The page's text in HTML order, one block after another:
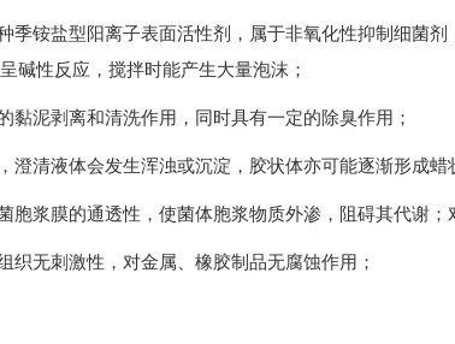
季铵盐型阳离子表面活性剂，属于非氧化性抑制细菌
碱性反应，搅拌时能产生大量泡沫；
黏泥剥离和清洗作用，同时具有一定的除臭作用；
澄清液体会发生浑浊或沉淀，胶状体亦可能逐渐形成
胞浆膜的通透性，使菌体胞浆物质外渗，阻碍其代谢
织无刺激性，对金属、橡胶制品无腐蚀作用；